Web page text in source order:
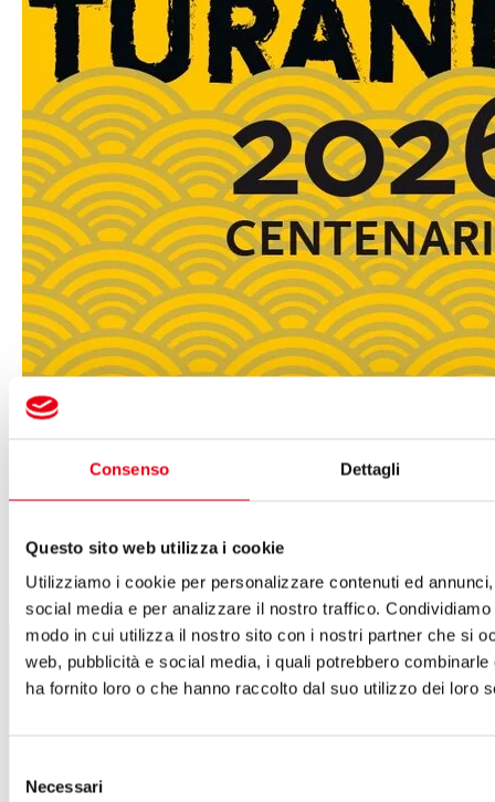
Consenso Dettagli
Questo sito web utilizza i cookie
Utilizziamo i cookie per personalizzare contenuti ed
social media e per analizzare il nostro traffico.
modo in cui utilizza il nostro sito con i nostri partner che si
web, pubblicità e social media, i quali potrebbero
ha fornito loro o che hanno raccolto dal suo utilizzo dei loro
delNecessari
Teatro del Giglio
04 marzo 2026-20:30
Leggi di più
Segui tutte le novità
del Teatro del Giglio